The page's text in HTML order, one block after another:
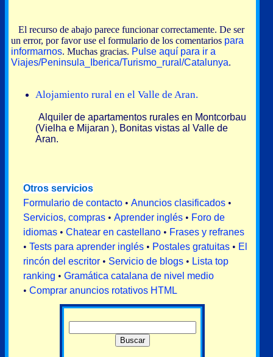
El recurso de abajo parece funcionar correctamente. De ser
un error, por favor use el formulario de los comentarios para
informarnos. Muchas gracias. Pulse aquí para ir a
Viajes/Peninsula_Iberica/Turismo_rural/Catalunya.
Alojamiento rural en el Valle de Aran.
Alquiler de apartamentos rurales en Montcorbau
(Vielha e Mijaran ), Bonitas vistas al Valle de
Aran.
Otros servicios
Formulario de contacto • Anuncios clasificados •
Servicios, compras • Aprender inglés • Foro de
idiomas • Chatear en castellano • Frases y refranes
• Tests para aprender inglés • Postales gratuitas • El
rincón del escritor • Servicio de blogs • Lista top
ranking • Gramática catalana de nivel medio
• Comprar anuncios rotativos HTML